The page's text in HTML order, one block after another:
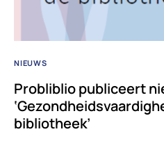
NIEUWS
Probliblio publiceert
bibliotheek’